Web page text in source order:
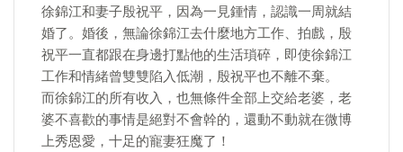
徐錦江和妻子殷祝平，因為一見鍾情，認識一周就結
婚了。婚後，無論徐錦江去什麼地方工作、拍戲，殷
祝平一直都跟在身邊打點他的生活瑣碎，即使徐錦江
工作和情緒曾雙雙陷入低潮，殷祝平也不離不棄。
而徐錦江的所有收入，也無條件全部上交給老婆，老
婆不喜歡的事情是絕對不會幹的，還動不動就在微博
上秀恩愛，十足的寵妻狂魔了！